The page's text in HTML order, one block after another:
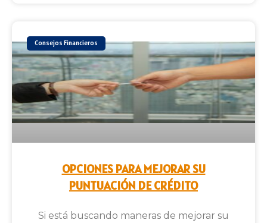
Consejos Financieros
OPCIONES PARA MEJORAR SU
PUNTUACIÓN DE CRÉDITO
Si está buscando maneras de mejorar su